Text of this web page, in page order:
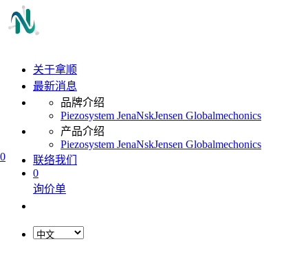
0
关于拿顺
最新消息
品牌介绍
Piezosystem JenaNskJensen Globalmechonics
产品介绍
Piezosystem JenaNskJensen Globalmechonics
联络我们
0
询价单